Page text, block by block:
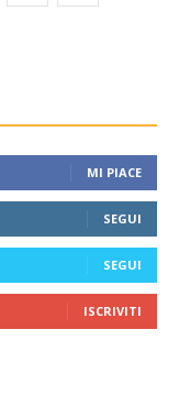
MI PIACE
SEGUI
SEGUI
ISCRIVITI